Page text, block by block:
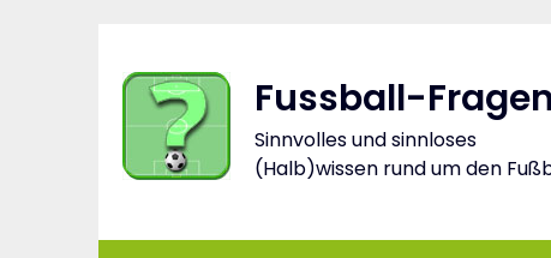
Fussball-Fragen
Sinnvolles und sinnloses
(Halb)wissen rund um den